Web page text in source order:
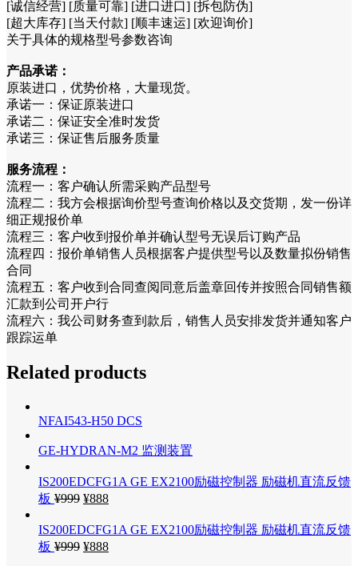
[诚信经营] [质量可靠] [进口进口] [拆包防伪]
[超大库存] [当天付款] [顺丰速运] [欢迎询价]
关于具体的规格型号参数咨询
产品承诺：
原装进口，优势价格，大量现货。
承诺一：保证原装进口
承诺二：保证安全准时发货
承诺三：保证售后服务质量
服务流程：
流程一：客户确认所需采购产品型号
流程二：我方会根据询价型号查询价格以及交货期，发一份详
细正规报价单
流程三：客户收到报价单并确认型号无误后订购产品
流程四：报价单销售人员根据客户提供型号以及数量拟份销售
合同
流程五：客户收到合同查阅同意后盖章回传并按照合同销售额
汇款到公司开户行
流程六：我公司财务查到款后，销售人员安排发货并通知客户
跟踪运单
Related products
NFAI543-H50 DCS
GE-HYDRAN-M2 监测装置
IS200EDCFG1A GE EX2100励磁控制器 励磁机直流反馈
板 ¥999 ¥888
IS200EDCFG1A GE EX2100励磁控制器 励磁机直流反馈
板 ¥999 ¥888